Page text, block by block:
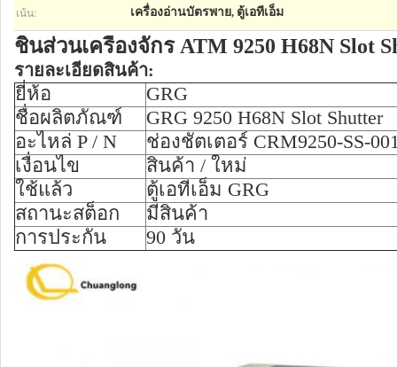
เน้น: เครื่องอ่านบัตรพาย, ตู้เอทีเอ็ม
ชิ้นส่วนเครื่องจักร ATM 9250 H68N Slot
รายละเอียดสินค้า:
ยี่ห้อ
GRG
ชื่อผลิตภัณฑ์
GRG 9250 H68N Slot Shutter
อะไหล่ P / N
ช่องชัตเตอร์ CRM9250-SS-
เงื่อนไข
สินค้า / ใหม่
ใช้แล้ว
ตู้เอทีเอ็ม GRG
สถานะสต็อก
มีสินค้า
การประกัน
90 วัน